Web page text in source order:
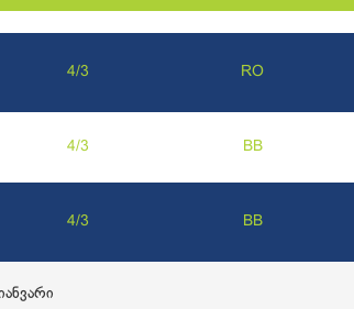
4/3 RO
4/3 BB
4/3 BB